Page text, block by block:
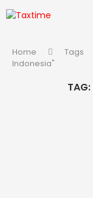
Home Tags
Indonesia"
TAG: